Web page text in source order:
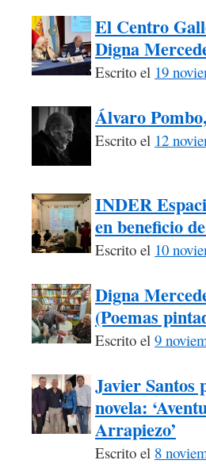
El Centro
Digna
Escrito el 19
Álvaro
Escrito el 12
INDER
en beneficio
Escrito el 10
Digna
(Poemas
Escrito el 9
Javier Santos
novela:
Arrapiezo’
Escrito el 8